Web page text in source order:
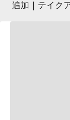
追加｜テイク